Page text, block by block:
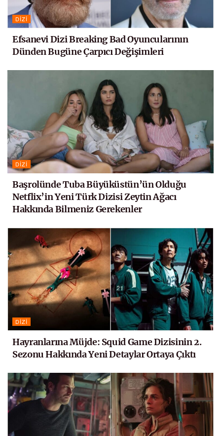
DIZI
Efsanevi Dizi Breaking Bad Oyuncularının
Dünden Bugüne Çarpıcı Değişimleri
DIZI
Başrolünde Tuba Büyüküstün’ün Olduğu
Netflix’in Yeni Türk Dizisi Zeytin Ağacı
Hakkında Bilmeniz Gerekenler
DIZI
Hayranlarına Müjde: Squid Game Dizisinin 2.
Sezonu Hakkında Yeni Detaylar Ortaya Çıktı